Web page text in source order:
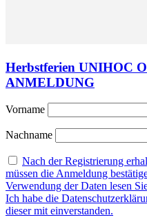
Herbstferien UNIHOC
ANMELDUNG
Vorname
Nachname
Nach der Registrierung
müssen die Anmeldung
Verwendung der Daten lesen
Ich habe die
dieser mit einverstanden.